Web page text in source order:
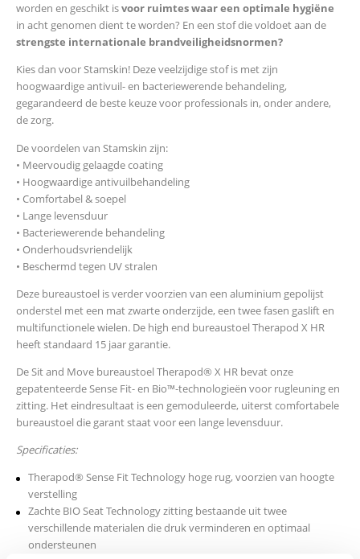
worden en geschikt isvoor ruimtes waar een optimale hygiëne
in acht genomen dient te worden? En een stof die voldoet aan de
strengste internationale brandveiligheidsnormen?
Kies dan voor Stamskin! Deze veelzijdige stof is met zijn
hoogwaardige antivuil- en bacteriewerende behandeling,
gegarandeerd de beste keuze voor professionals in, onder andere,
de zorg.
De voordelen van Stamskin zijn:
• Meervoudig gelaagde coating
• Hoogwaardige antivuilbehandeling
• Comfortabel & soepel
• Lange levensduur
• Bacteriewerende behandeling
• Onderhoudsvriendelijk
• Beschermd tegen UV stralen
Deze bureaustoel is verder voorzien van een aluminium gepolijst
onderstel met een mat zwarte onderzijde, een twee fasen gaslift en
multifunctionele wielen. De high end bureaustoel Therapod X HR
heeft standaard 15 jaar garantie.
De Sit and Move bureaustoel Therapod® X HR bevat onze
gepatenteerde Sense Fit- en Bio™-technologieën voor rugleuning en
zitting. Het eindresultaat is een gemoduleerde, uiterst comfortabele
bureaustoel die garant staat voor een lange levensduur.
Specificaties:
Therapod® Sense Fit Technology hoge rug, voorzien van hoogte
verstelling
Zachte BIO Seat Technology zitting bestaande uit twee
verschillende materialen die druk verminderen en optimaal
ondersteunen